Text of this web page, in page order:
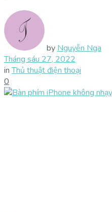
by Nguyễn Nga
Tháng sáu 27, 2022
in Thủ thuật điện thoại
0